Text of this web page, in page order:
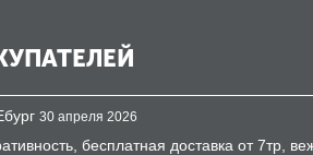
30 апреля 2026
бесплатная доставка от 7тр,